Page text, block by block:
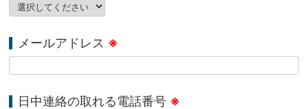
メールアドレス ※
日中連絡の取れる電話番号 ※